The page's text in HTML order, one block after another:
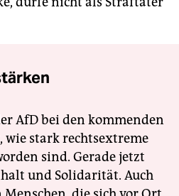
AfD bei den kommenden
wie stark rechtsextreme
sind. Gerade jetzt
und Solidarität. Auch